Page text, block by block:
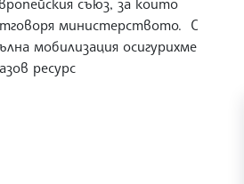
министерството. С
мобилизация осигурихме
ресурс